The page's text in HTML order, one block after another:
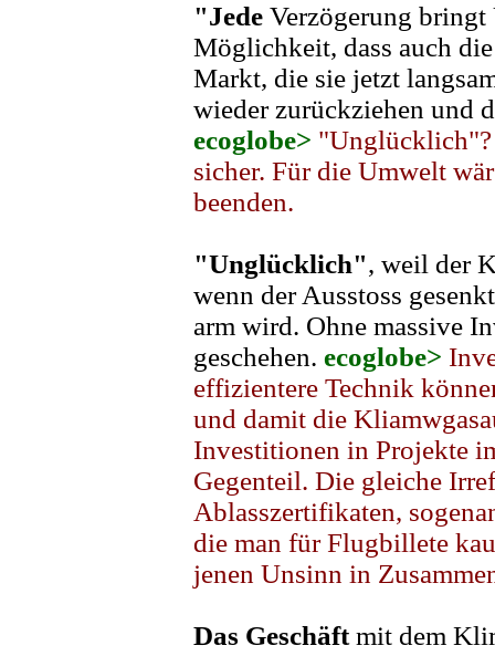
"Jede Verzögerung
Möglichkeit, dass auch
Markt, die sie jetzt
wieder zurückziehen und
ecoglobe> "Unglücklich"?
sicher. Für die Umwelt
beenden.
"Unglücklich", weil der
wenn der Ausstoss
arm wird. Ohne massive
geschehen. ecoglobe>
effizientere Technik
und damit die
Investitionen in Projekte
Gegenteil. Die gleiche
Ablasszertifikaten,
die man für Flugbillete
jenen Unsinn in
Das Geschäftmit dem